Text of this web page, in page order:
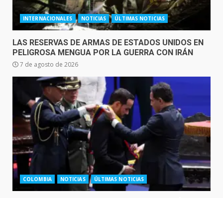
INTERNACIONALES NOTICIAS ÚLTIMAS NOTICIAS
LAS RESERVAS DE ARMAS DE ESTADOS UNIDOS EN
PELIGROSA MENGUA POR LA GUERRA CON IRÁN
7 de agosto de 2026
COLOMBIA NOTICIAS ÚLTIMAS NOTICIAS